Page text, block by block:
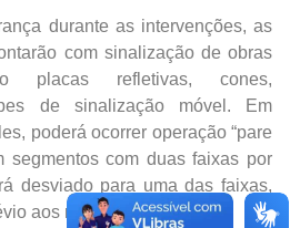
durante as intervenções, as
com sinalização de obras
placas refletivas, cones,
de sinalização móvel. Em
poderá ocorrer operação “pare
segmentos com duas faixas por
desviado para uma das faixas,
aos motoristas.